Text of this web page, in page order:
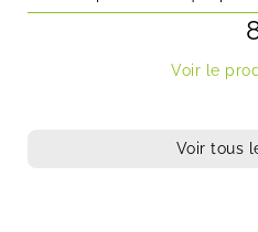
Voir le
Voir tous